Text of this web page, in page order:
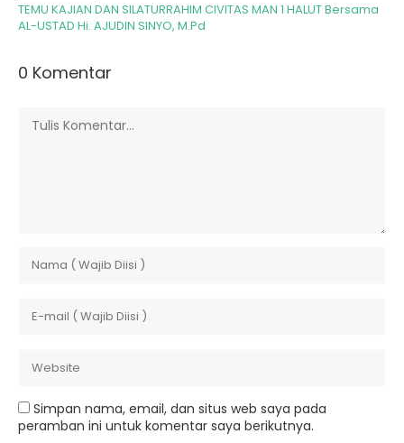
TEMU KAJIAN DAN SILATURRAHIM CIVITAS MAN 1 HALUT Bersama
AL-USTAD Hi. AJUDIN SINYO, M.Pd
0 Komentar
Simpan nama, email, dan situs web saya pada
peramban ini untuk komentar saya berikutnya.